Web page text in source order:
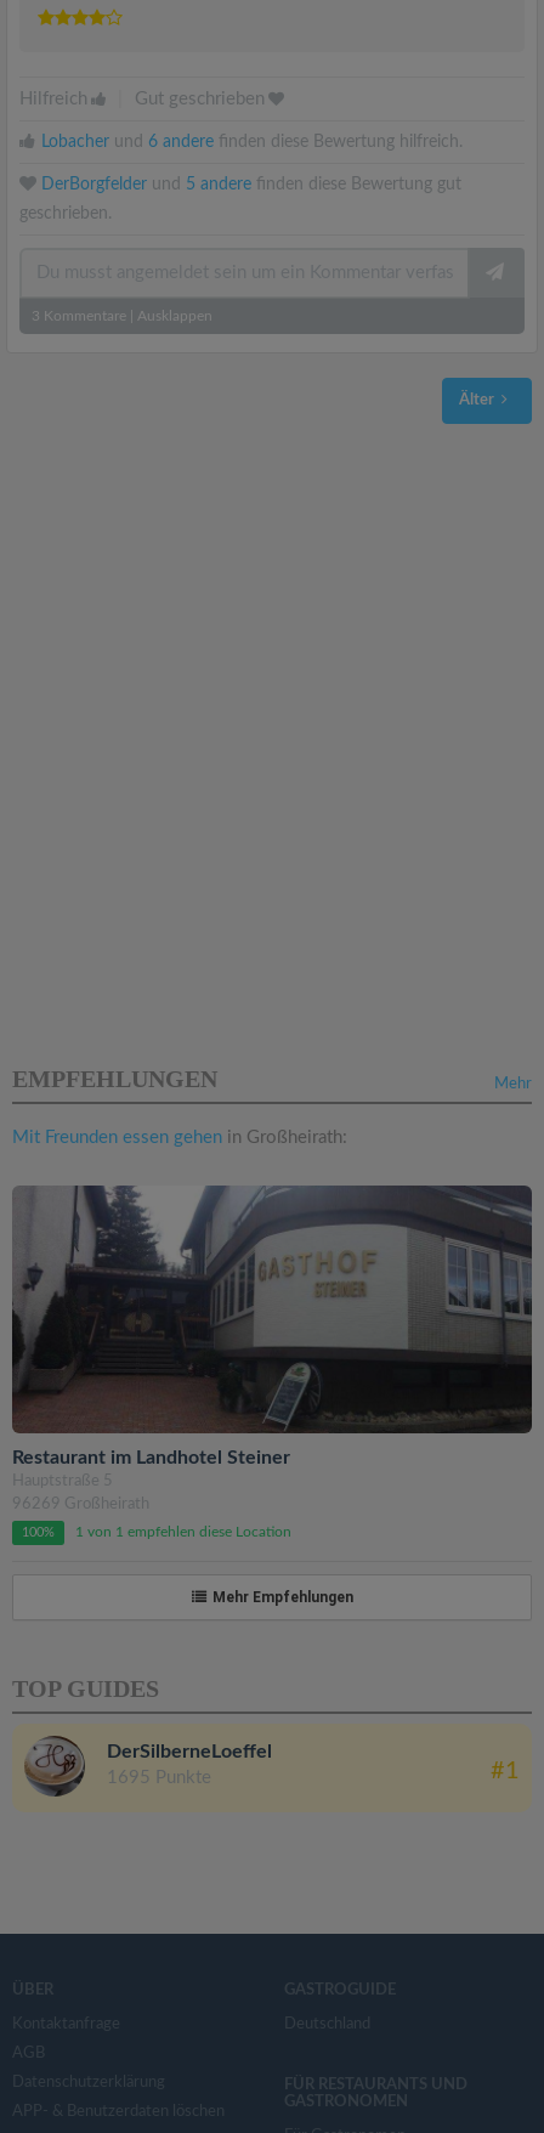
Hilfreich Gut geschrieben
Lobacher und 6 andere finden diese Bewertung hilfreich.
DerBorgfelder und 5 andere finden diese Bewertung gut
geschrieben.
3 Kommentare Ausklappen
Älter
Mehr
EMPFEHLUNGEN
Mit Freunden essen gehen in Großheirath:
Restaurant im Landhotel Steiner
Hauptstraße 5
96269 Großheirath
100% 1 von 1 empfehlen diese Location
Mehr Empfehlungen
TOP GUIDES
DerSilberneLoeffel
1695 Punkte #1
ÜBER
Kontaktanfrage
AGB
Datenschutzerklärung
APP- & Benutzerdaten löschen
GASTROGUIDE
Deutschland
FÜR RESTAURANTS UND
GASTRONOMEN